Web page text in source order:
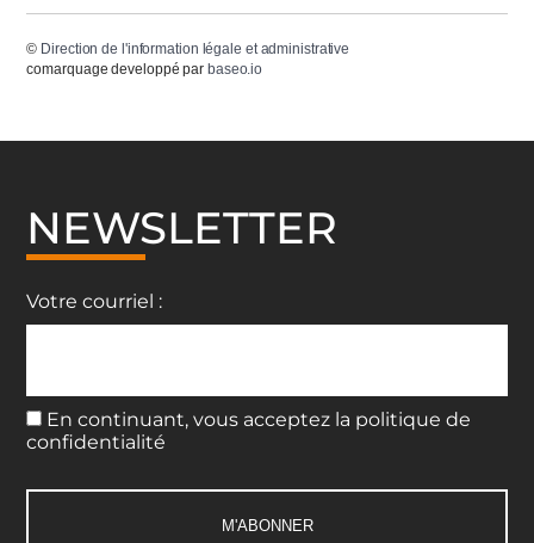
© Direction de l'information légale et administrative
comarquage developpé par baseo.io
NEWSLETTER
Votre courriel :
En continuant, vous acceptez la politique de
confidentialité